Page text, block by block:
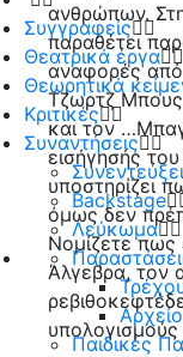
Συγγραφείς
Θεατρικά έργα
Θεωρητικά
Κριτικές
Συναντήσεις
Backstage
Λεύκωμα
Αρχείο
Παιδικές
ανθρώπων.
παραθέτει
αναφορές από
Τζωρτζ
και τον
εισήγησής
υποστηρίζει
όμως δεν
Νομίζετε πως
Άλγεβρα, τον